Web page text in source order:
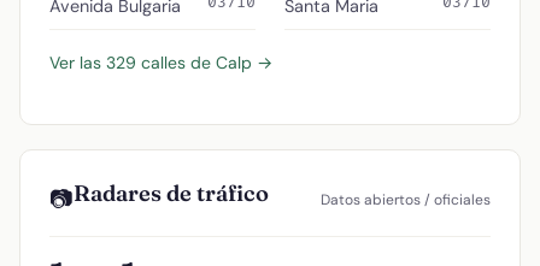
Avenida Bulgaria Santa Maria
Ver las 329 calles de Calp →
📷Radares de tráfico Datos abiertos / oficiales